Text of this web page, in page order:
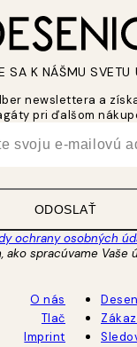
SA K NÁŠMU SVETU
newslettera a
pri ďalšom
ODOSLAŤ
ochrany osobných
ako spracúvame Vaše
O nás
Tlač
Imprint